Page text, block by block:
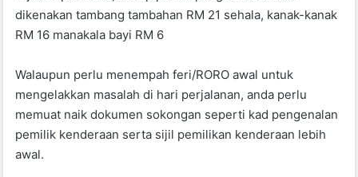
dikenakan tambang tambahan RM 21 sehala, kanak-kanak
RM 16 manakala bayi RM 6
Walaupun perlu menempah feri/RORO awal untuk
mengelakkan masalah di hari perjalanan, anda perlu
memuat naik dokumen sokongan seperti kad pengenalan
pemilik kenderaan serta sijil pemilikan kenderaan lebih
awal.